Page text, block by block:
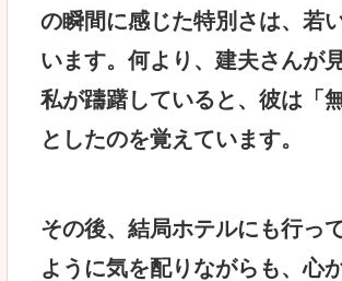
の瞬間に感じた特別さは、若
います。何より、建夫さんが
私が躊躇していると、彼は「
としたのを覚えています。
その後、結局ホテルにも行っ
ように気を配りながらも、心